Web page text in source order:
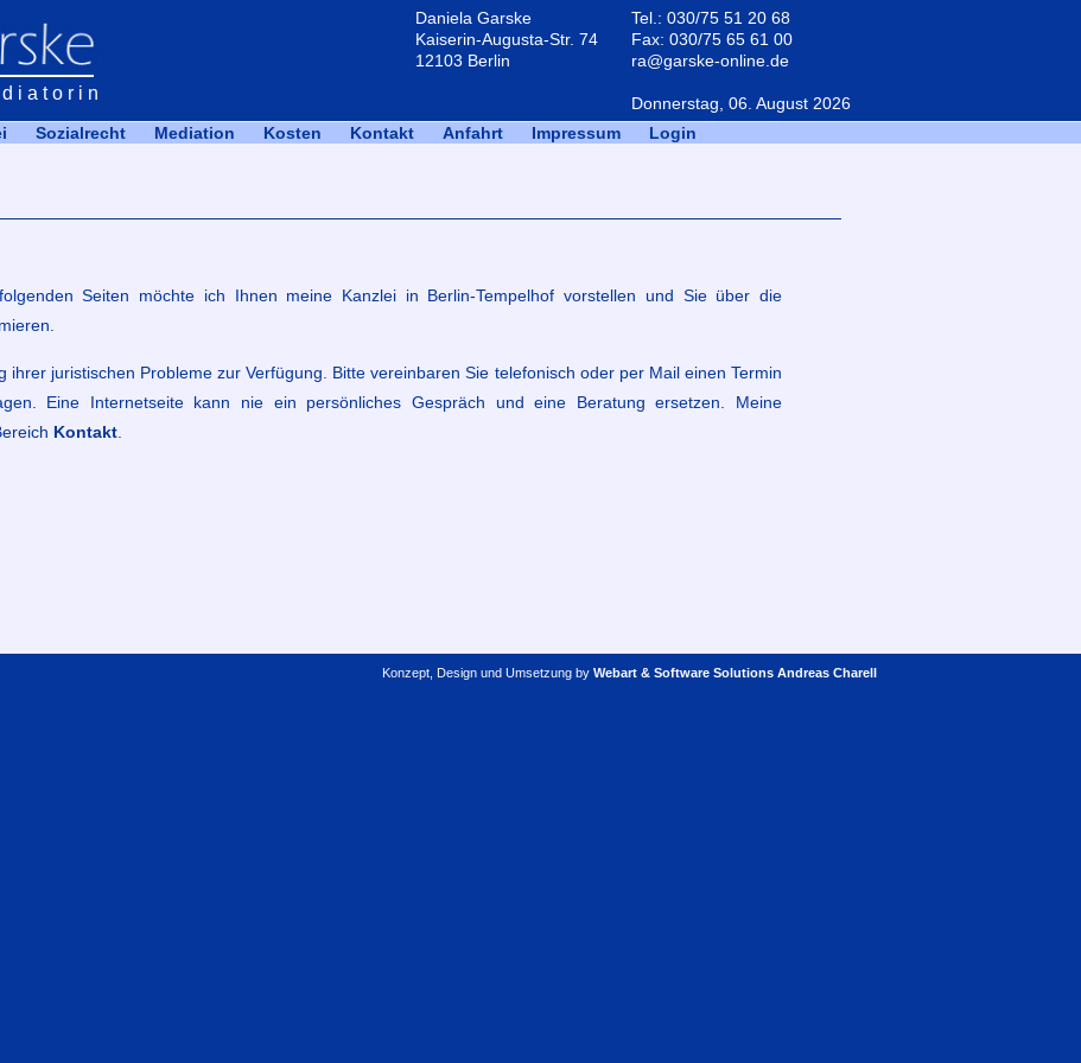
Daniela Garske
Tel.: 030/75 51 20 68
Kaiserin-Augusta-Str. 74
Fax: 030/75 65 61 00
12103 Berlin
ra@garske-online.de
Donnerstag, 06. August 2026
Sozialrecht Mediation Kosten Kontakt Anfahrt Impressum Login
Seiten möchte ich Ihnen meine Kanzlei in Berlin-Tempelhof vorstellen und Sie über die
juristischen Probleme zur Verfügung. Bitte vereinbaren Sie telefonisch oder per Mail einen Termin
Eine Internetseite kann nie ein persönliches Gespräch und eine Beratung ersetzen. Meine
Kontakt
Konzept, Design und Umsetzung by Webart & Software Solutions Andreas Charell